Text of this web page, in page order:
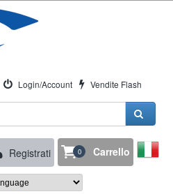
Login/Account Vendite Flash
Registrati 0 Carrello